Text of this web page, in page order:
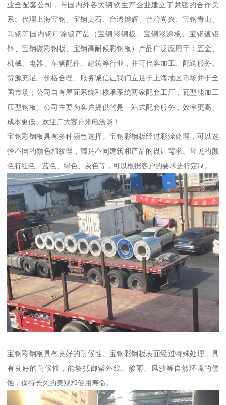
业全配套公司，与国内外各大钢铁生产企业建立了紧密的合作关
系。代理上海宝钢、宝钢黄石、台湾烨辉、台湾尚兴、宝钢青山、
马钢等国内钢厂涂镀产品（宝钢彩钢板、宝钢彩涂板、宝钢镀铝
锌、宝钢碳彩钢板、宝钢高耐候彩钢板）产品广泛应用于：五金、
机械、电器、车辆配件、建筑等行业，并可代客加工、配送服务。
货源充足、价格合理、服务诚信让我们立足于上海地区市场并于全
国市场；公司自有屋面系统和楼承系统两家配套工厂，瓦型能加工
压型钢板。公司主要为客户提供的是一站式配套服务，效率更高、
成本更低。欢迎广大客户来电洽谈！
宝钢彩钢板具有多种颜色选择。宝钢彩钢板经过彩涂处理，可以选
择不同的颜色和纹理，满足不同建筑和产品的设计需求。常见的颜
色有红色、蓝色、绿色、灰色等，可以根据客户的要求进行定制。
宝钢彩钢板具有良好的耐候性。宝钢彩钢板表面经过特殊处理，具
有良好的耐候性，能够抵御紫外线、酸雨、风沙等自然环境的侵
蚀，保持长久的美观和使用寿命。